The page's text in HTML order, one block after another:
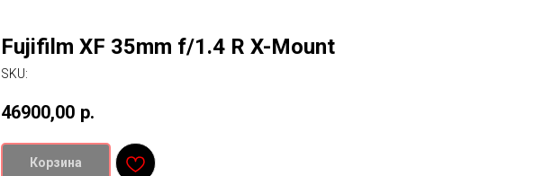
Fujifilm XF 35mm f/1.4 R X-Mount
SKU:
46900,00 р.
Корзина